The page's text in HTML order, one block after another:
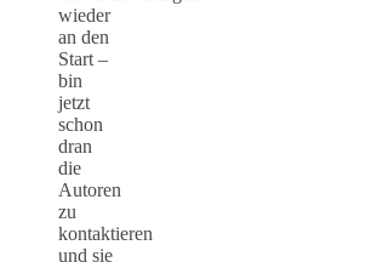
wieder
an den
Start –
bin
jetzt
schon
dran
die
Autoren
zu
kontaktieren
und sie